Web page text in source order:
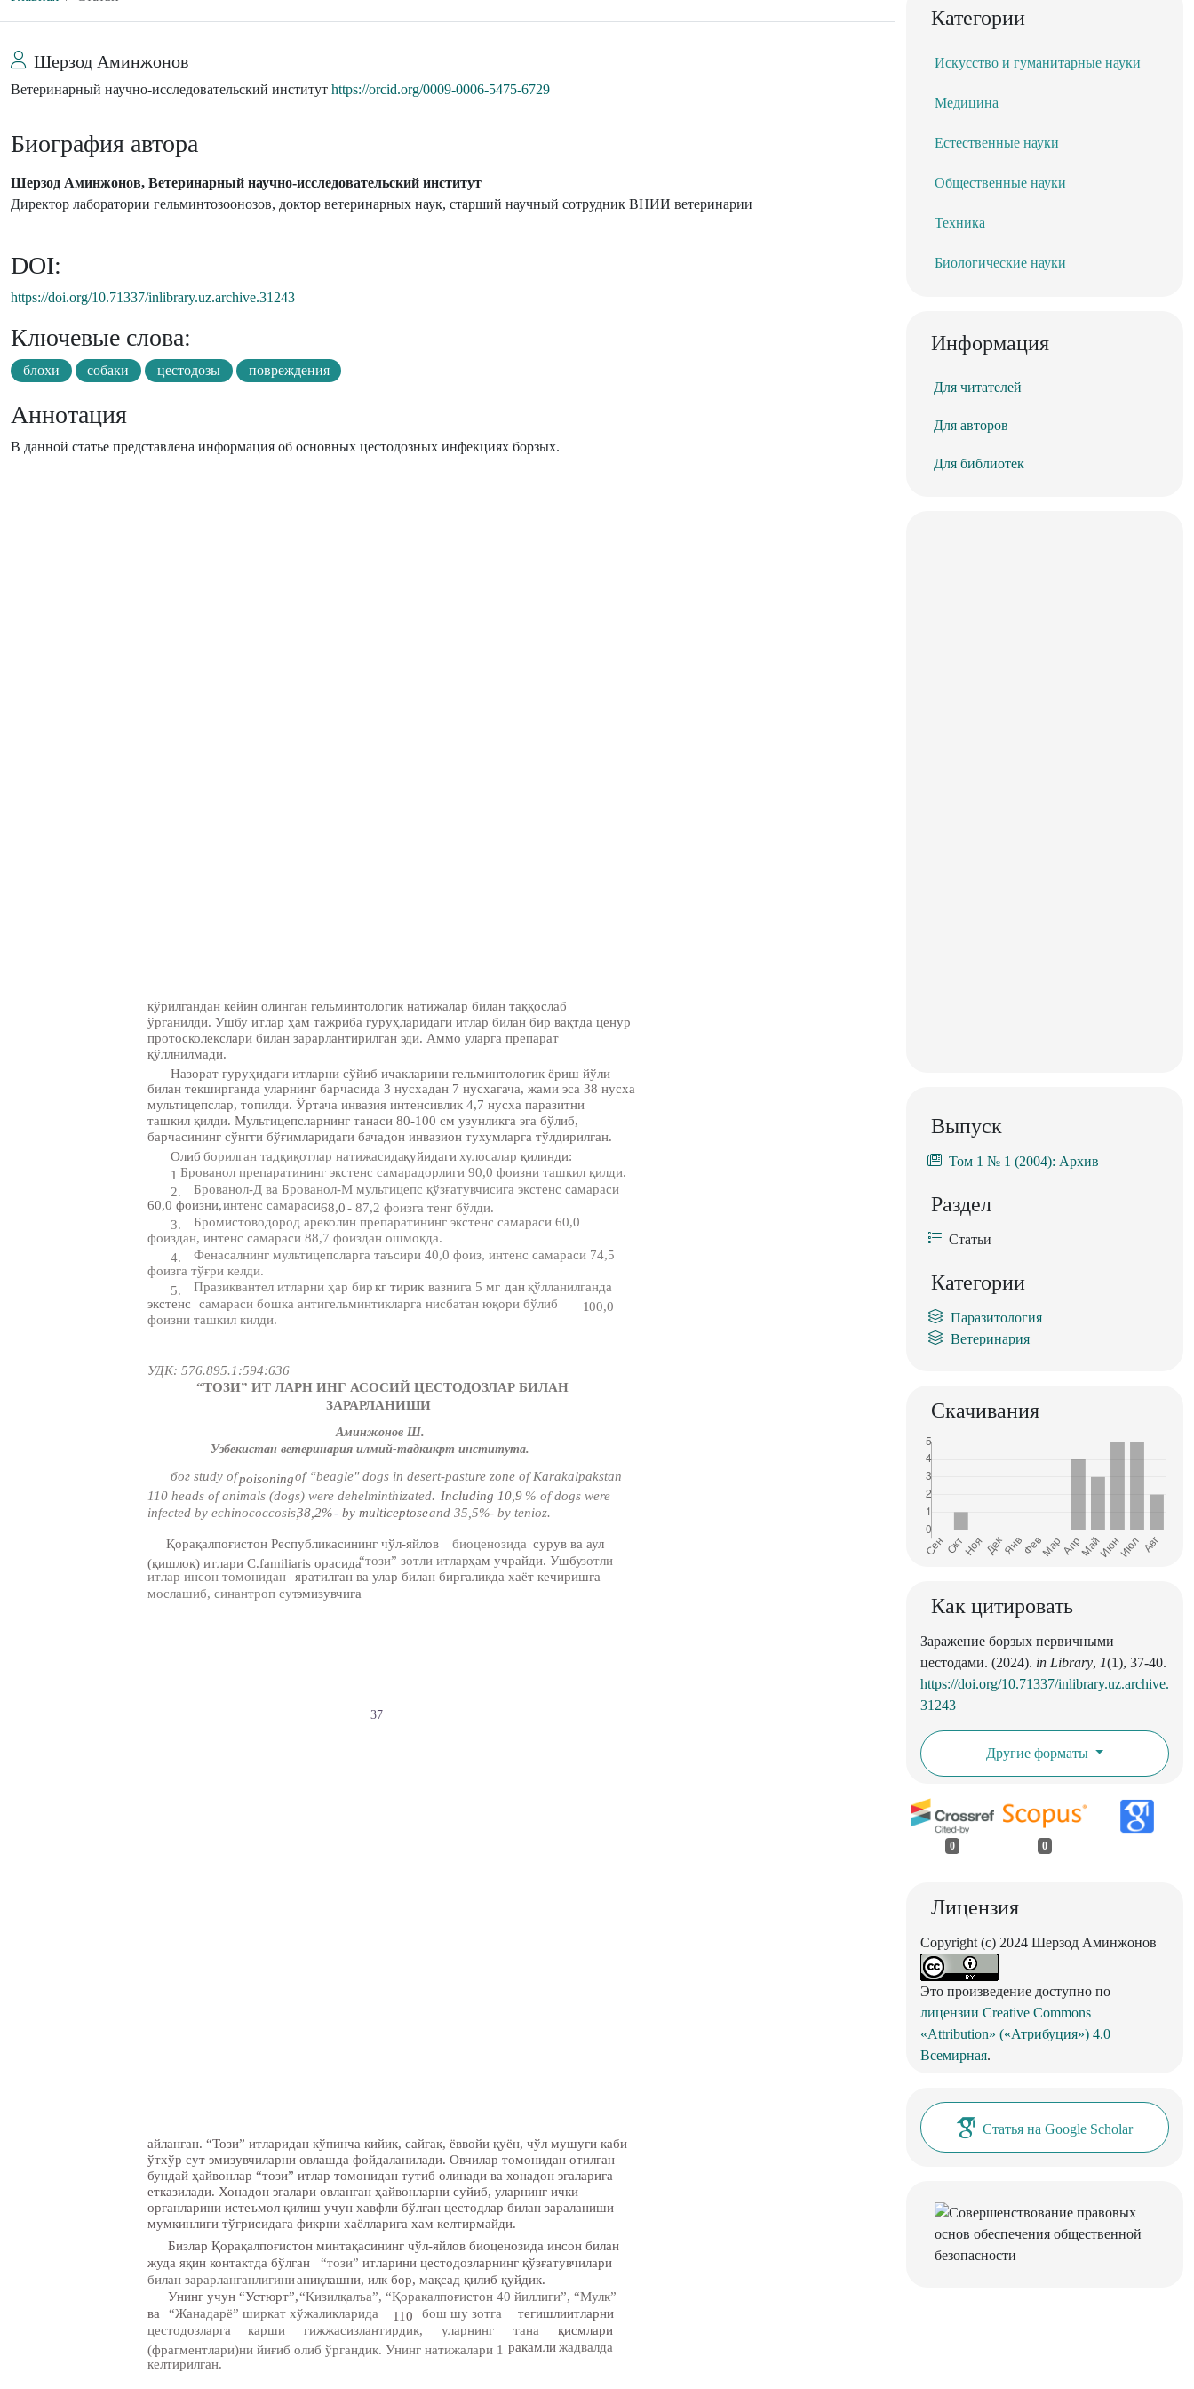
Шерзод Аминжонов
Ветеринарный научно-исследовательский институт https://orcid.org/0009-0006-5475-6729
Биография автора
Шерзод Аминжонов, Ветеринарный научно-исследовательский институт
Директор лаборатории гельминтозоонозов, доктор ветеринарных наук, старший научный сотрудник ВНИИ ветеринарии
DOI:
https://doi.org/10.71337/inlibrary.uz.archive.31243
Ключевые слова:
блохи собаки цестодозы повреждения
Аннотация
В данной статье представлена ​​информация об основных цестодозных инфекциях борзых.
37
кўрилгандан кейин олинган гельминтологик натижалар билан таққослаб
ўрганилди. Ушбу итлар ҳам тажриба гуруҳларидаги итлар билан бир вақтда ценур
протосколекслари билан зарарлантирилган эди. Аммо уларга препарат
қўллнилмади.
Назорат гуруҳидаги итларни сўйиб ичакларини гельминтологик ёриш йўли
билан текширганда уларнинг барчасида 3 нусхадан 7 нусхагача, жами эса 38 нусха
мультицепслар, топилди. Ўртача инвазия интенсивлик 4,7 нусха паразитни
ташкил қилди. Мультицепсларнинг танаси 80-100 см узунликга эга бўлиб,
барчасининг сўнгги бўғимларидаги бачадон инвазион тухумларга тўлдирилган.
Олиб борилган тадқиқотлар натижасидақуйидагихулосалар қилинди:
1 Брованол препаратининг экстенс самарадорлиги 90,0 фоизни ташкил қилди.
2.
Брованол-Д ва Брованол-М мультицепс қўзғатувчисига экстенс самараси
60,0 фоизни,интенс самараси68,0- 87,2 фоизга тенг бўлди.
3.
Бромистоводород ареколин препаратининг экстенс самараси 60,0
фоиздан, интенс самараси 88,7 фоиздан ошмоқда.
4.
Фенасалнинг мультицепсларга таъсири 40,0 фоиз, интенс самараси 74,5
фоизга тўғри келди.
5.
Празиквантел итларни ҳар биркг тирик вазнига 5 мг данқўлланилганда
экстенс
самараси бошка антигельминтикларга нисбатан юқори бўлиб 100,0
фоизни ташкил килди.
УДК: 576.895.1:594:636
“ТОЗИ” ИТ ЛАРН ИНГ АСОСИЙ ЦЕСТОДОЗЛАР БИЛАН
ЗАРАРЛАНИШИ
Аминжонов Ш.
Узбекистан ветеринария илмий-тадкикрт института.
бог study ofpoisoningof “beagle" dogs in desert-pasture zone of Karakalpakstan
110 heads of animals (dogs) were dehelminthizated. Including 10,9 % of dogs were
infected by echinococcosis,38,2%- by multiceptoseand 35,5%- by tenioz.
Қорақалпоғистон Республикасининг чўл-яйлов биоценозида сурув ва аул
(қишлоқ) итлари C.familiaris орасида“този” зотли итларҳам учрайди. Ушбузотли
итлар инсон томонидан
яратилган ва улар билан биргаликда хаёт кечиришга
мослашиб, синантроп сутэмизувчига
айланган. “Този” итларидан кўпинча кийик, сайгак, ёввойи қуён, чўл мушуги каби
ўтхўр сут эмизувчиларни овлашда фойдаланилади. Овчилар томонидан отилган
бундай ҳайвонлар “този” итлар томонидан тутиб олинади ва хонадон эгаларига
етказилади. Хонадон эгалари овланган ҳайвонларни суйиб, уларнинг ички
органларини истеъмол қилиш учун хавфли бўлган цестодлар билан зараланиши
мумкинлиги тўғрисидага фикрни хаёлларига хам келтирмайди.
Бизлар Қорақалпоғистон минтақасининг чўл-яйлов биоценозида инсон билан
жуда яқин контактда бўлган
“този” итларини цестодозларнинг қўзғатувчилари
билан зарарланганлигинианиқлашни, илк бор, мақсад қилиб қуйдик.
Унинг учун “Устюрт”,“Қизилқалъа”, “Қоракалпоғистон 40 йиллиги”, “Мулк”
ва
“Жанадарё” ширкат хўжаликларида 110 бош шу зотга
тегишлиитларни
цестодозларга
карши гижжасизлантирдик, уларнинг тана
қисмлари
(фрагментлари)ни йиғиб олиб ўргандик. Унинг натижалари 1 ракамлижадвалда
келтирилган.
Категории
Искусство и гуманитарные науки
Медицина
Естественные науки
Общественные науки
Техника
Биологические науки
Информация
Для читателей
Для авторов
Для библиотек
Выпуск
Том 1 № 1 (2004): Архив
Раздел
Статьи
Категории
Паразитология
Ветеринария
Скачивания
Как цитировать
Заражение борзых первичными
цестодами. (2024). in Library, 1(1), 37-40.
https://doi.org/10.71337/inlibrary.uz.archive.
31243
Другие форматы
0 0
Лицензия
Copyright (c) 2024 Шерзод Аминжонов
Это произведение доступно по
лицензии Creative Commons
«Attribution» («Атрибуция») 4.0
Всемирная.
Статья на Google Scholar